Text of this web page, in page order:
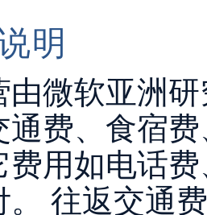
明
由微软亚洲
通费、食宿
费用如电话
。 往返交通